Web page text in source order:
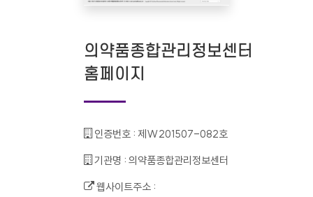
의약품종합관리정보센터
홈페이지
인증번호 : 제W201507-082호
기관명 : 의약품종합관리정보센터
웹사이트주소 :